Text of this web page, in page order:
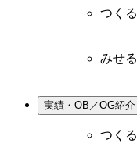
つくる
みせる
実績・OB／OG紹介
つくる